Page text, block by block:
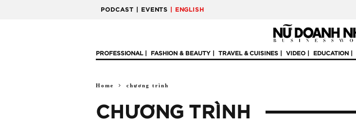
PODCAST | EVENTS | ENGLISH
PROFESSIONAL FASHION & BEAUTY TRAVEL & CUISINES VIDEO EDUCATION
Home chương trình
CHƯƠNG TRÌNH